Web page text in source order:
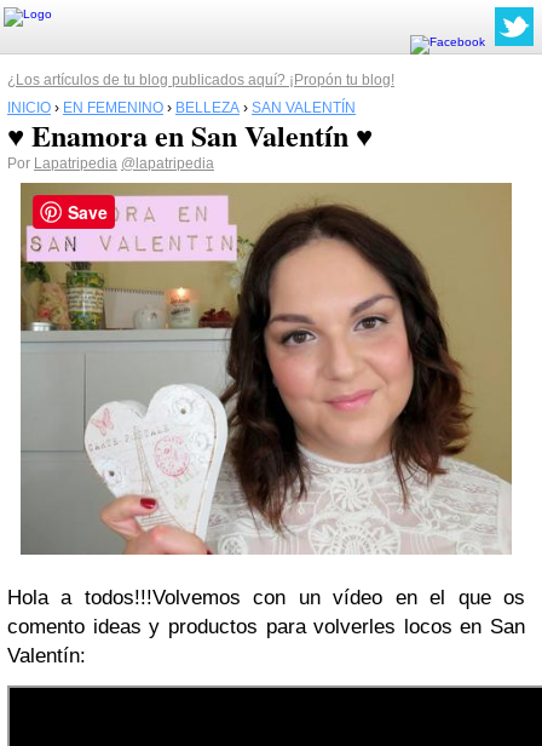
¿Los artículos de tu blog publicados aquí? ¡Propón tu blog!
INICIO › EN FEMENINO › BELLEZA › SAN VALENTÍN
♥ Enamora en San Valentín ♥
Por Lapatripedia @lapatripedia
Hola a todos!!!Volvemos con un vídeo en el que os
comento ideas y productos para volverles locos en San
Valentín:
Save